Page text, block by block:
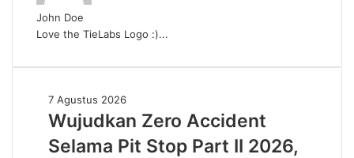
John Doe
Love the TieLabs Logo :)...
Wujudkan
Zero
Accident
Selama
7 Agustus 2026
Wujudkan Zero Accident
Selama Pit Stop Part II 2026,